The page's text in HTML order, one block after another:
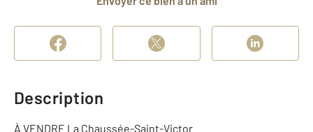
Description
À VENDRE La Chaussée-Saint-Victor